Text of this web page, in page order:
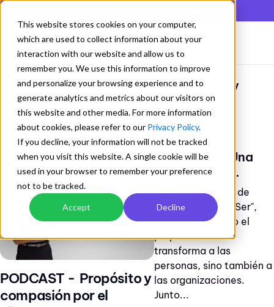
This website stores cookies on your computer,
which are used to collect information about your
interaction with our website and allow us to
remember you. We use this information to improve
and personalize your browsing experience and to
generate analytics and metrics about our visitors on
this website and other media. For more information
about cookies, please refer to our Privacy Policy.
If you decline, your information will not be tracked
when you visit this website. A single cookie will be
used in your browser to remember your preference
not to be tracked.
Accept Decline
Ser feliz - Balance vida personal y
laboral
/autoestima
Sostenibilidad +2
PODCAST - Propósito y
compasión por el
PODCAST - Una
empresa con
En el episodio 52 de
"FloreSer para haSer",
exploramos cómo el
propósito no sólo
transforma a las
personas, sino también a
las organizaciones.
Junto...